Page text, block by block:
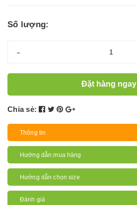
Số lượng:
-
Đặt hàng ngay
Chia sẻ:
Thông tin
Hướng dẫn mua hàng
Hướng dẫn chọn size
Đánh giá